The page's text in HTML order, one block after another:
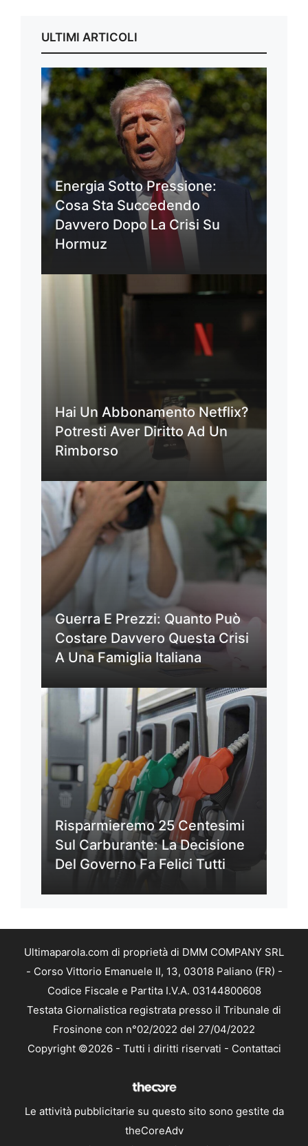
ULTIMI ARTICOLI
Energia Sotto Pressione:
Cosa Sta Succedendo
Davvero Dopo La Crisi Su
Hormuz
Hai Un Abbonamento Netflix?
Potresti Aver Diritto Ad Un
Rimborso
Guerra E Prezzi: Quanto Può
Costare Davvero Questa Crisi
A Una Famiglia Italiana
Risparmieremo 25 Centesimi
Sul Carburante: La Decisione
Del Governo Fa Felici Tutti
Ultimaparola.com di proprietà di DMM COMPANY SRL
- Corso Vittorio Emanuele II, 13, 03018 Paliano (FR) -
Codice Fiscale e Partita I.V.A. 03144800608
Testata Giornalistica registrata presso il Tribunale di
Frosinone con n°02/2022 del 27/04/2022
Copyright ©2026 - Tutti i diritti riservati - Contattaci
Le attività pubblicitarie su questo sito sono gestite da
theCoreAdv